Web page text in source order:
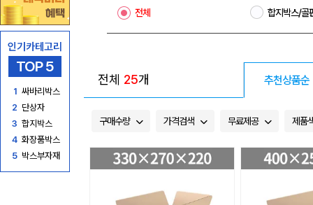
인기카테고리
TOP 5
1 싸바리박스
2 단상자
3 합지박스
4 화장품박스
5 박스부자재
전체 합지박스/골
전체 25개 추천상품순
구매수량 가격검색 무료제공 제품